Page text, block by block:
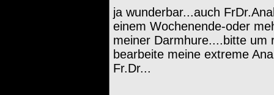
ja wunderbar...auch
einem Wochenende-oder
meiner Darmhure....bitte um
bearbeite meine extreme
Fr.Dr...